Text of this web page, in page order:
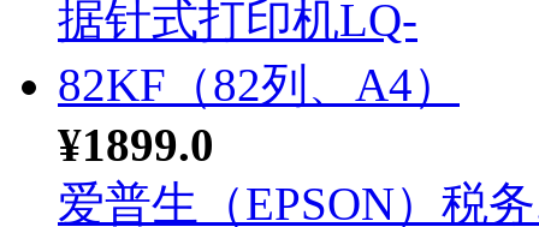
¥1899.0
爱普生（EPSON）税